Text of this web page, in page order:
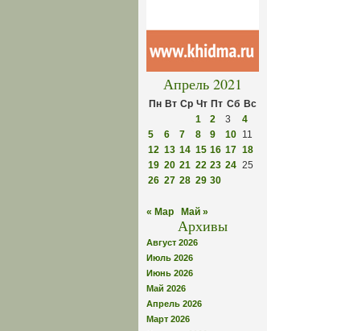
Апрель 2021
Пн Вт Ср Чт Пт Сб Вс
1
2 3
4
5
6 7 8 9 10 11
12 13 14 15 16 17 18
19 20 21 22 23 24 25
26 27 28 29 30
« Мар Май »
Архивы
Август 2026
Июль 2026
Июнь 2026
Май 2026
Апрель 2026
Март 2026